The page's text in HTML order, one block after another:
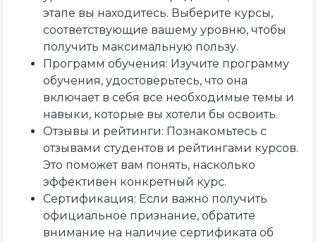
этапе вы находитесь. Выберите курсы,
соответствующие вашему уровню, чтобы
получить максимальную пользу.
Программ обучения: Изучите программу
обучения, удостоверьтесь, что она
включает в себя все необходимые темы и
навыки, которые вы хотели бы освоить.
Отзывы и рейтинги: Познакомьтесь с
отзывами студентов и рейтингами курсов.
Это поможет вам понять, насколько
эффективен конкретный курс.
Сертификация: Если важно получить
официальное признание, обратите
внимание на наличие сертификата об